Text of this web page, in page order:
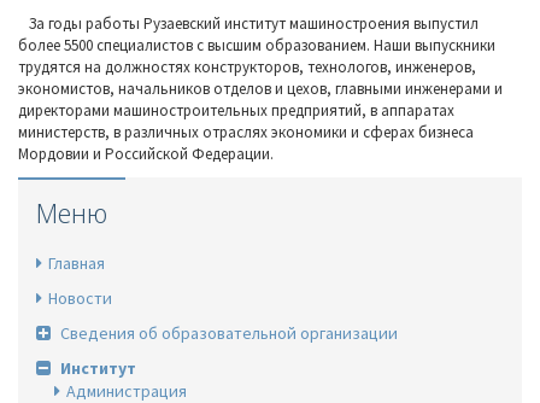
За годы работы Рузаевский институт машиностроения выпустил
более 5500 специалистов с высшим образованием. Наши выпускники
трудятся на должностях конструкторов, технологов, инженеров,
экономистов, начальников отделов и цехов, главными инженерами и
директорами машиностроительных предприятий, в аппаратах
министерств, в различных отраслях экономики и сферах бизнеса
Мордовии и Российской Федерации.
Меню
Главная
Новости
Сведения об образовательной организации
Институт
Администрация